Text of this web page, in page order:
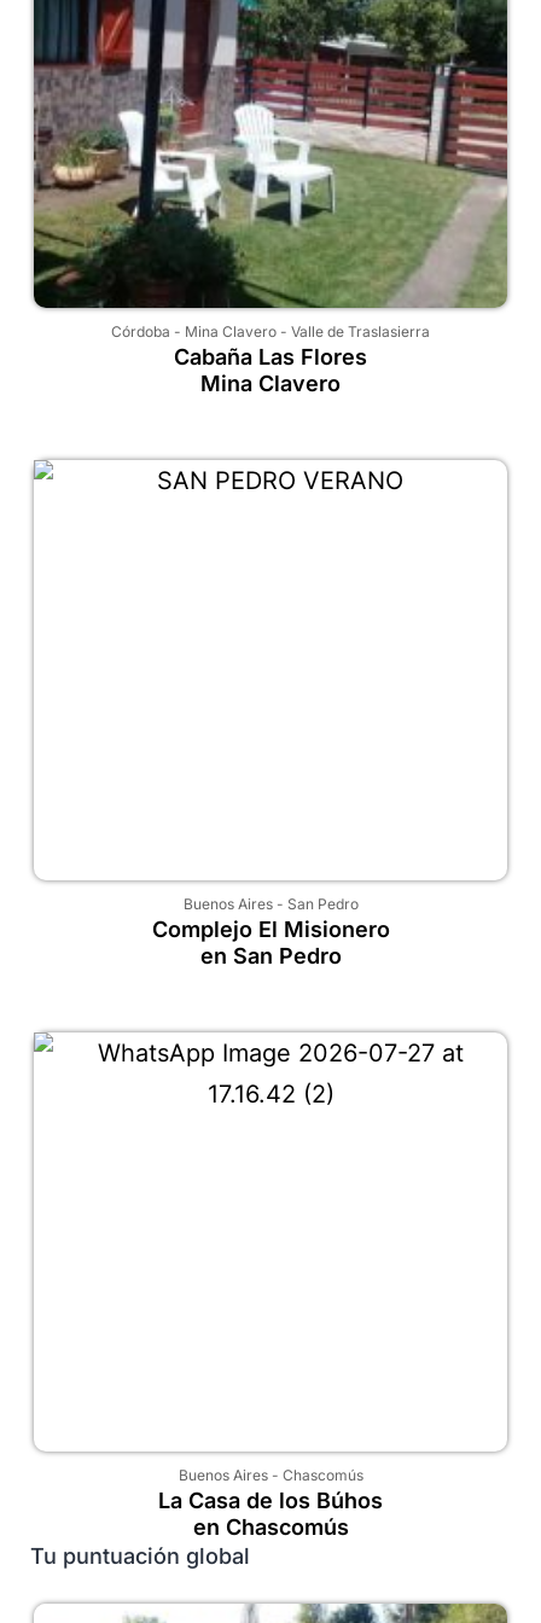
Córdoba - Mina Clavero - Valle de Traslasierra
Cabaña Las Flores
Mina Clavero
Buenos Aires- San Pedro
Complejo El Misionero
en San Pedro
Buenos Aires- Chascomús
La Casa de los Búhos
en Chascomús
Tu puntuación global